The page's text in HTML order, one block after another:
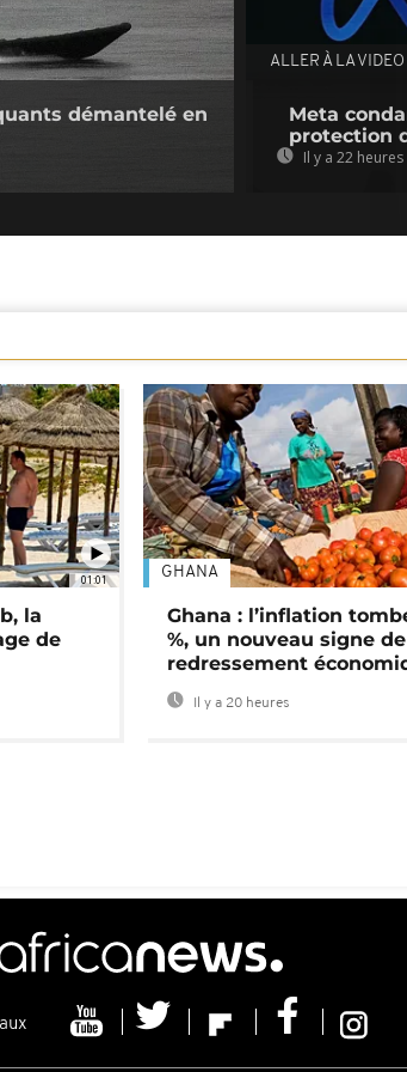
démantelé en
ALLER À LA VIDEO
Meta
protection
Il y a 22 heures
01:01
la
de
GHANA
Ghana : l’inflation
%, un nouveau signe de
redressement
Il y a 20 heures